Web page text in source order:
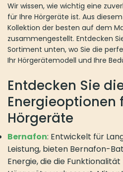
Wir wissen, wie wichtig eine
für Ihre Hörgeräte ist. Aus
Kollektion der besten auf dem
zusammengestellt. Entdecken
Sortiment unten, wo Sie die
Ihr Hörgerätemodell und Ihre
Entdecken Sie
Energieoptionen
Hörgeräte
Bernafon: Entwickelt für
Leistung, bieten Bernafon-
Energie, die die